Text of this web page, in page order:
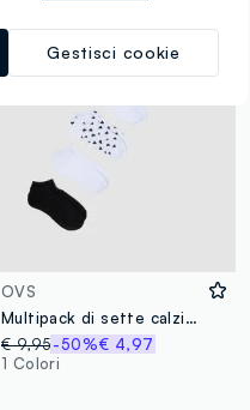
OVS
Multipack di sette calzini multicolor in misto cotone
€ 9,95-50%€ 4,97
1 Colori
Gestisci cookie